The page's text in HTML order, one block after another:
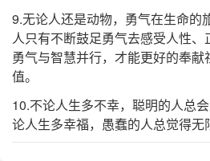
9.无论人还是动物，勇气在生命的
人只有不断鼓足勇气去感受人性
勇气与智慧并行，才能更好的奉
值。
10.不论人生多不幸，聪明的人总
论人生多幸福，愚蠢的人总觉得无